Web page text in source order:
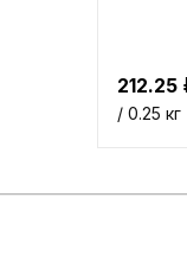
212.25
/ 0.25 кг